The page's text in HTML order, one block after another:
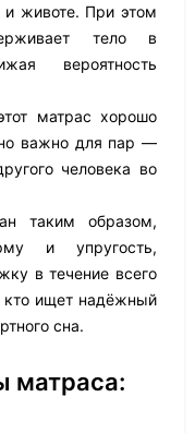
и животе. При этом
тело в
вероятность
матрас хорошо
важно для пар —
человека во
таким образом,
и упругость,
в течение всего
ищет надёжный
сна.
матраса: